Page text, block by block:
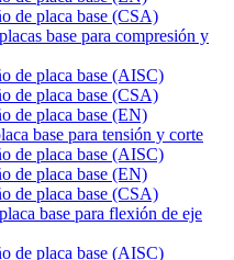
de placa base (CSA)
base para compresión y
de placa base (AISC)
de placa base (CSA)
de placa base (EN)
base para tensión y corte
de placa base (AISC)
de placa base (EN)
de placa base (CSA)
base para flexión de eje
de placa base (AISC)